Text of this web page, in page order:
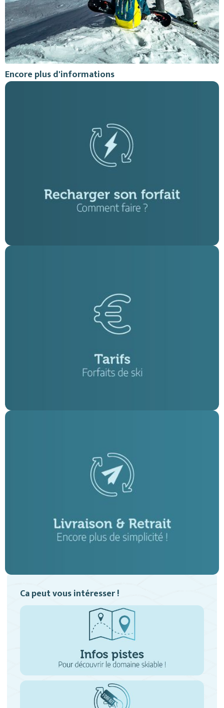
Encore plus d'informations
Ca peut vous intéresser !